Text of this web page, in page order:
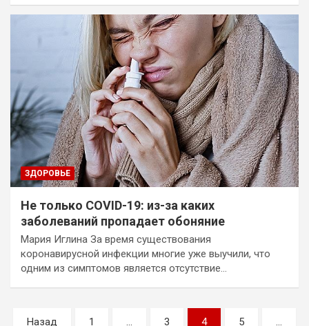
ЗДОРОВЬЕ
Не только COVID-19: из-за каких
заболеваний пропадает обоняние
Мария Иглина За время существования
коронавирусной инфекции многие уже выучили, что
одним из симптомов является отсутствие…
Пагинация
Назад 1 … 3 4 5 …